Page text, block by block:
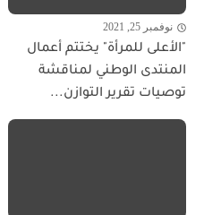
نوفمبر 25, 2021
"الأعلى للمرأة" يختتم أعمال
المنتدى الوطني لمناقشة
توصيات تقرير التوازن...